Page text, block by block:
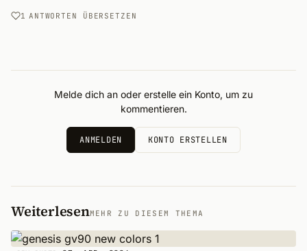
1 ANTWORTEN ÜBERSETZEN
Melde dich an oder erstelle ein Konto, um zu
kommentieren.
ANMELDEN KONTO ERSTELLEN
WeiterlesenMEHR ZU DIESEM THEMA